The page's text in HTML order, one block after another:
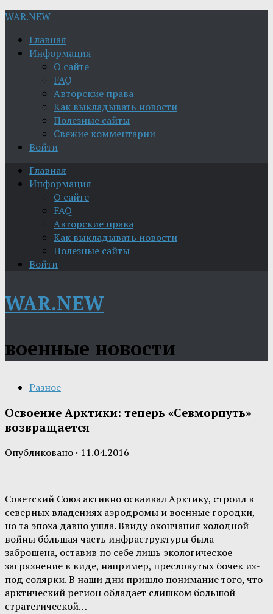
WAR.NEW
Главная
Информация
О сайте
FAQ
Авторские права
Как выкладывать новости
Полезные сайты
Свежие комментарии
Войти
Главная
Информация
О сайте
FAQ
Авторские права
Как выкладывать новости
Полезные сайты
Войти
WAR.NEW
военные новости
Разное
Освоение Арктики: теперь «Севморпуть»
возвращается
Опубликовано · 11.04.2016
Советский Союз активно осваивал Арктику, строил в
северных владениях аэродромы и военные городки,
но та эпоха давно ушла. Ввиду окончания холодной
войны бóльшая часть инфраструктуры была
заброшена, оставив по себе лишь экологическое
загрязнение в виде, например, пресловутых бочек из-
под солярки. В наши дни пришло понимание того, что
арктический регион обладает слишком большой
стратегической…